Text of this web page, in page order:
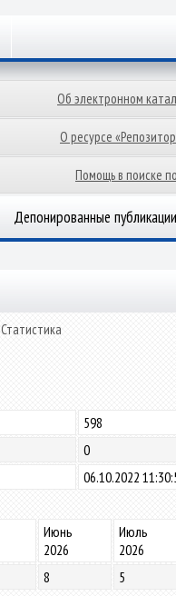
Об электронном
О ресурсе
Помощь в поиске
Депонированные публикации
Статистика
598
0
06.10.2022
Июнь
2026
Июль
2026
8 5